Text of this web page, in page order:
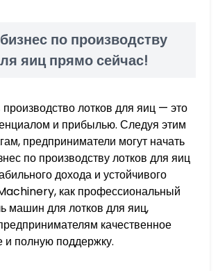
по производству
яиц прямо сейчас!
лотков для яиц — это
и прибылью. Следуя этим
предприниматели могут начать
по производству лотков для яиц
дохода и устойчивого
как профессиональный
машин для лотков для яиц,
качественное
и полную поддержку.